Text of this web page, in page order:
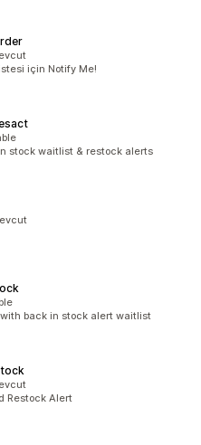
için Notify Me!
stock waitlist & restock alerts
back in stock alert waitlist
Restock Alert